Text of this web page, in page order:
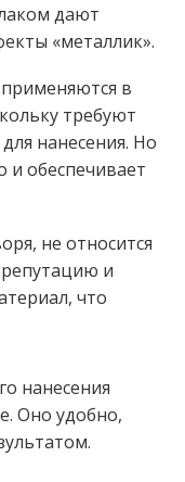
дают
«металлик».
в
требуют
нанесения. Но
и обеспечивает
не относится
и
что
нанесения
Оно удобно,